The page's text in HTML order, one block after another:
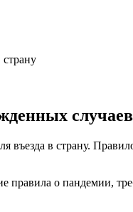
в страну.
правила о пандемии,